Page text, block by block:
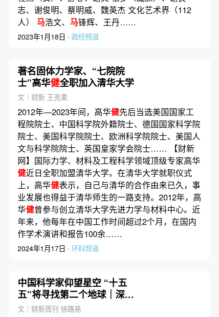
志、谢俊明、蔡明威、魏英杰 文化艺术界（112
人） 马浩文、 马锋辉、王丹……
2023年1月18日 · 政经频道
著名固体力学家、“七院院
士”高华健全职加入清华大学
文｜财新 王克柔
2012年—2023年间，高华健先后当选美国国家工
程院院士、中国科学院外籍院士、德国国家科学院
院士、美国科学院院士、欧洲科学院院士、美国人
文与科学院院士、英国皇家学会院士…… 【财新
网】国际力学、材料及工程科学领域顶级专家高华
健近日全职加盟清华大学。在清华大学就职仪式
上，高华健表示，自己与清华的合作由来已久，事
业发展也得益于清华师生的一路支持。2012年，高
华健曾参与创立清华大学先进力学与材料中心。近
年来，他每年在中国工作时间超过2个月，在国内
作学术演讲和报告100余……
2024年1月17日 · 环科频道
中国科学家仰望星空 “十五
五”将寻找第二个地球｜深度
回放
文｜财新周刊 徐路易